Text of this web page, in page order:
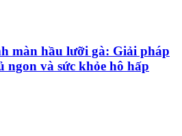
màn hầu lưỡi gà: Giải pháp
ngon và sức khỏe hô hấp